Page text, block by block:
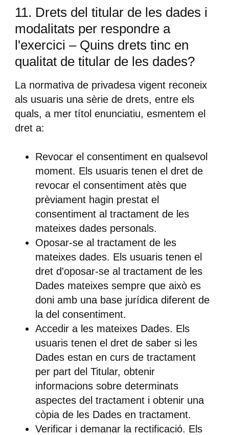
11. Drets del titular de les dades i
modalitats per respondre a
l'exercici – Quins drets tinc en
qualitat de titular de les dades?
La normativa de privadesa vigent reconeix
als usuaris una sèrie de drets, entre els
quals, a mer títol enunciatiu, esmentem el
dret a:
Revocar el consentiment en qualsevol
moment. Els usuaris tenen el dret de
revocar el consentiment atès que
prèviament hagin prestat el
consentiment al tractament de les
mateixes dades personals.
Oposar-se al tractament de les
mateixes dades. Els usuaris tenen el
dret d'oposar-se al tractament de les
Dades mateixes sempre que això es
doni amb una base jurídica diferent de
la del consentiment.
Accedir a les mateixes Dades. Els
usuaris tenen el dret de saber si les
Dades estan en curs de tractament
per part del Titular, obtenir
informacions sobre determinats
aspectes del tractament i obtenir una
còpia de les Dades en tractament.
Verificar i demanar la rectificació. Els